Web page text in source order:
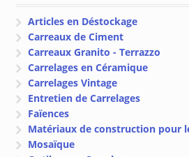
Articles en Déstockage
Carreaux de Ciment
Carreaux Granito - Terrazzo
Carrelages en Céramique
Carrelages Vintage
Entretien de Carrelages
Faïences
Matériaux de construction pour
Mosaïque